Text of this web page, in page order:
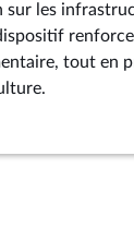
les
renforce
tout en